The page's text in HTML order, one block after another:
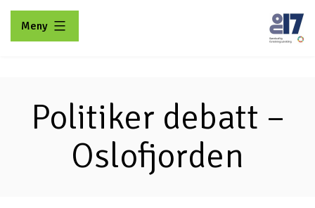
Gå
Meny
Politiker debatt –
Oslofjorden